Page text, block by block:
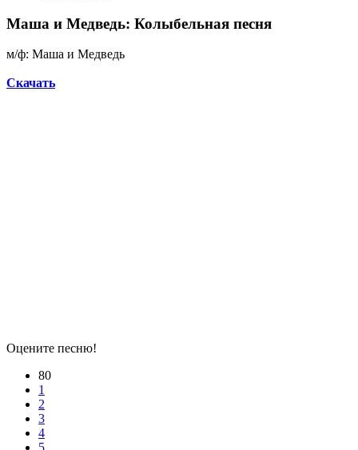
Маша и Медведь: Колыбельная песня
м/ф: Маша и Медведь
Скачать
Оцените песню!
80
1
2
3
4